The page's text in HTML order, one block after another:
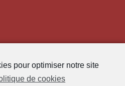
pour optimiser notre site
de cookies